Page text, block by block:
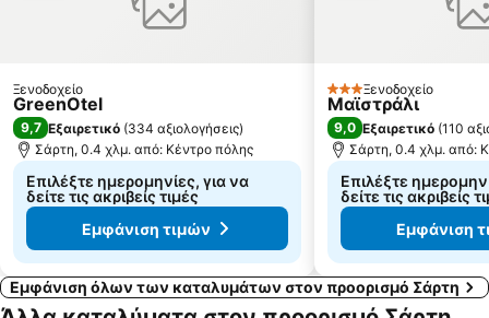
Λιμάνι του Πόρτο Κουφό
Camping Ierissos
Δημοτική 1 - Κάμπινγκ Ιερισσός
Πλατανίτσι
Στρατώνι
Ξενοδοχείο
GreenOtel
9,7 Εξαιρετικό (334 αξιολογήσεις)
Σάρτη, 0.4 χλμ. από: Κέντρο πόλης
Επιλέξτε ημερομηνίες, για να
δείτε τις ακριβείς τιμές
Εμφάνιση τιμών
3 ΑστέριαΞενοδοχείο
Μαϊστράλι
9,0 Εξαιρετικό (110
Σάρτη, 0.4 χλμ. από:
Επιλέξτε
δείτε τις ακριβείς
Εμφάνιση
Εμφάνιση όλων των καταλυμάτων στον προορισμό Σάρτη